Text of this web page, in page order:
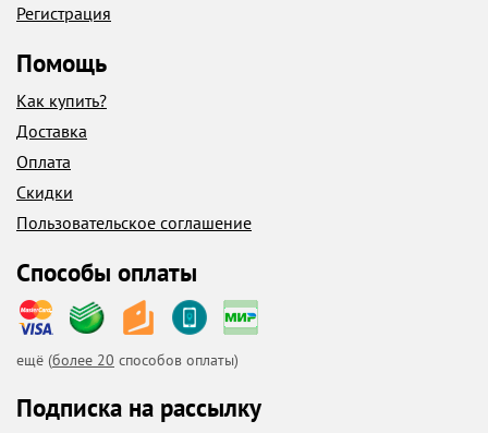
Регистрация
Помощь
Как купить?
Доставка
Оплата
Скидки
Пользовательское соглашение
Способы оплаты
ещё (более 20 способов оплаты)
Подписка на рассылку